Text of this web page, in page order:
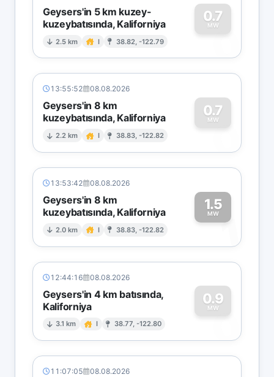
Geysers'in 5 km kuzey-
kuzeybatısında, Kaliforniya
2.5 km I 38.82, -122.79
0.7
MW
0
13:55:52 08.08.2026
Geysers'in 8 km
kuzeybatısında, Kaliforniya
2.2 km I 38.83, -122.82
0.7
MW
0
13:53:42 08.08.2026
Geysers'in 8 km
kuzeybatısında, Kaliforniya
2.0 km I 38.83, -122.82
1.5
MW1
12:44:16 08.08.2026
Geysers'in 4 km batısında,
Kaliforniya
3.1 km I 38.77, -122.80
0.9
MW
0
11:07:05 08.08.2026